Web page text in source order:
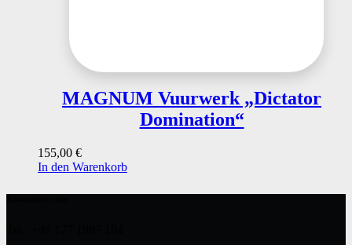
MAGNUM Vuurwerk „Dictator
Domination“
155,00 €
In den Warenkorb